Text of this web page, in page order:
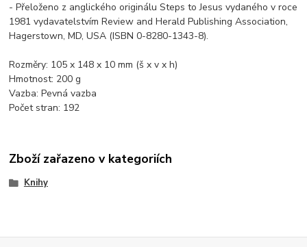
- Přeloženo z anglického originálu Steps to Jesus vydaného v roce
1981 vydavatelstvím Review and Herald Publishing Association,
Hagerstown, MD, USA (ISBN 0-8280-1343-8).
Rozměry: 105 x 148 x 10 mm (š x v x h)
Hmotnost: 200 g
Vazba: Pevná vazba
Počet stran: 192
Zboží zařazeno v kategoriích
Knihy